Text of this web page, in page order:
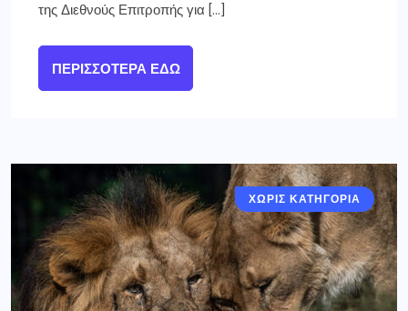
της Διεθνούς Επιτροπής για […]
ΠΕΡΙΣΣΌΤΕΡΑ ΕΔΏ
ΧΩΡΙΣ ΚΑΤΗΓΟΡΙΑ